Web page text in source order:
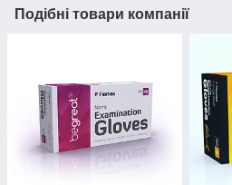
Подібні товари компанії